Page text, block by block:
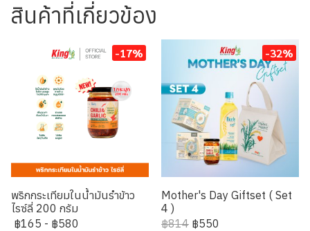
สินค้าที่เกี่ยวข้อง
-17%
พริกกระเทียมในน้ำมันรำข้าว
ไรซ์ลี่ 200 กรัม
฿165 - ฿580
-32%
Mother's Day Giftset ( Set
4 )
฿814 ฿550